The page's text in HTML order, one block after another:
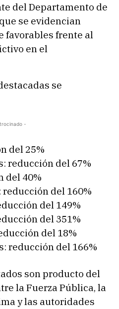
del Departamento de
se evidencian
favorables frente al
en el
se
-
del 25%
reducción del 67%
del 40%
del 160%
del 149%
del 351%
del 18%
reducción del 166%
son producto del
la Fuerza Pública, la
y las autoridades